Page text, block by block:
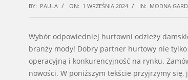
BY: PAULA ON: 1 WRZEŚNIA 2024 IN: MODNA
Wybór odpowiedniej hurtowni odzieży
branży mody! Dobry partner hurtowy nie
operacyjną i konkurencyjność na rynku.
nowości. W poniższym tekście przyjrzymy się,